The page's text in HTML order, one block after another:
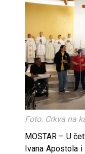
Foto: Crkva na
MOSTAR – U
Ivana Apostola